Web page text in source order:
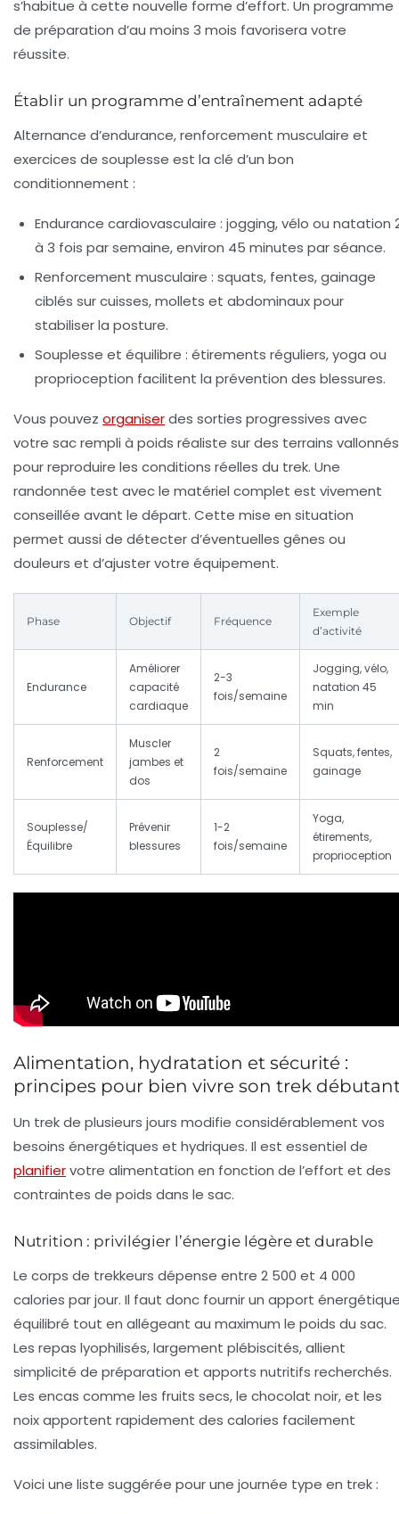
s’habitue à cette nouvelle forme d’effort. Un programme
de préparation d’au moins 3 mois favorisera votre
réussite.
Établir un programme d’entraînement adapté
Alternance d’endurance, renforcement musculaire et
exercices de souplesse est la clé d’un bon
conditionnement :
Endurance cardiovasculaire : jogging, vélo ou natation
à 3 fois par semaine, environ 45 minutes par séance.
Renforcement musculaire : squats, fentes, gainage
ciblés sur cuisses, mollets et abdominaux pour
stabiliser la posture.
Souplesse et équilibre : étirements réguliers, yoga ou
proprioception facilitent la prévention des blessures.
Vous pouvez organiserdes sorties progressives avec
votre sac rempli à poids réaliste sur des terrains vallonnés
pour reproduire les conditions réelles du trek. Une
randonnée test avec le matériel complet est vivement
conseillée avant le départ. Cette mise en situation
permet aussi de détecter d’éventuelles gênes ou
douleurs et d’ajuster votre équipement.
Phase Objectif Fréquence
Exemple
d’activité
Endurance
Améliorer
capacité
cardiaque
2-3
fois/semaine
Jogging, vélo,
natation 45
min
Renforcement
Muscler
jambes et
dos
2
fois/semaine
Squats, fentes,
gainage
Souplesse/
Équilibre
Prévenir
blessures
1-2
fois/semaine
Yoga,
étirements,
proprioception
Alimentation, hydratation et sécurité :
principes pour bien vivre son trek
Un trek de plusieurs jours modifie considérablement vos
besoins énergétiques et hydriques. Il est essentiel de
planifiervotre alimentation en fonction de l’effort et des
contraintes de poids dans le sac.
Nutrition : privilégier l’énergie légère et durable
Le corps de trekkeurs dépense entre 2 500 et 4 000
calories par jour. Il faut donc fournir un apport
équilibré tout en allégeant au maximum le poids du sac.
Les repas lyophilisés, largement plébiscités, allient
simplicité de préparation et apports nutritifs recherchés.
Les encas comme les fruits secs, le chocolat noir, et les
noix apportent rapidement des calories facilement
assimilables.
Voici une liste suggérée pour une journée type en trek :